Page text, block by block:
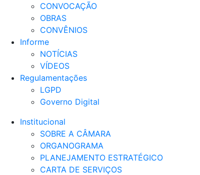
CONVOCAÇÃO
OBRAS
CONVÊNIOS
Informe
NOTÍCIAS
VÍDEOS
Regulamentações
LGPD
Governo Digital
Institucional
SOBRE A CÂMARA
ORGANOGRAMA
PLANEJAMENTO ESTRATÉGICO
CARTA DE SERVIÇOS